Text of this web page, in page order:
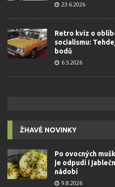
23.6.2026
Retro kvíz o
socialismu:
bodů
6.5.2026
ŽHAVÉ NOVINKY
Po ovocných
je odpudí i
nádobí
9.8.2026